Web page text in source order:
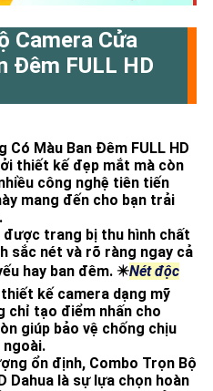
Camera Cửa
Đêm FULL HD
Có Màu Ban Đêm FULL HD
thiết kế đẹp mắt mà còn
công nghệ tiên tiến
mang đến cho bạn trải
được trang bị thu hình chất
sắc nét và rõ ràng ngay cả
hay ban đêm. ✴️Nét độc
kế camera dạng mỹ
chỉ tạo điểm nhấn cho
giúp bảo vệ chống chịu
ổn định, Combo Trọn Bộ
Dahua là sự lựa chọn hoàn